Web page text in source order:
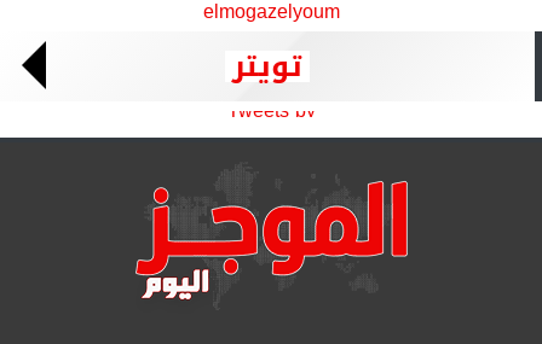
elmogazelyoum
تويتر
Tweets by